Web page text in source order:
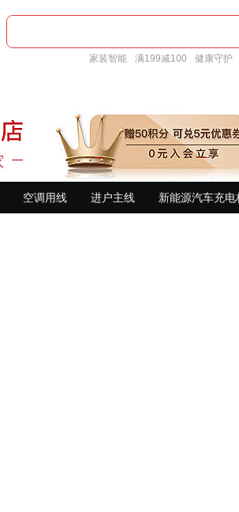
家装智能 满199减100 健康守护
空调用线 进户主线 新能源汽车充电